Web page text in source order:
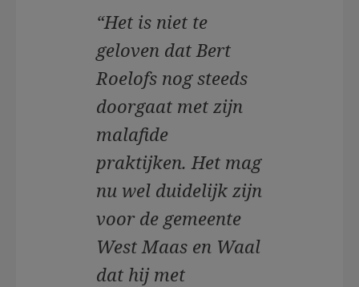
“Het is niet te
geloven dat Bert
Roelofs nog steeds
doorgaat met zijn
malafide
praktijken. Het mag
nu wel duidelijk zijn
voor de gemeente
West Maas en Waal
dat hij met